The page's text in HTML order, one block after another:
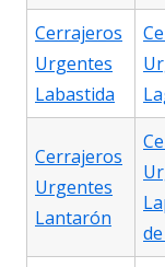
Cerrajeros
Urgentes
Labastida
Cerrajeros
Urgentes
Lantarón